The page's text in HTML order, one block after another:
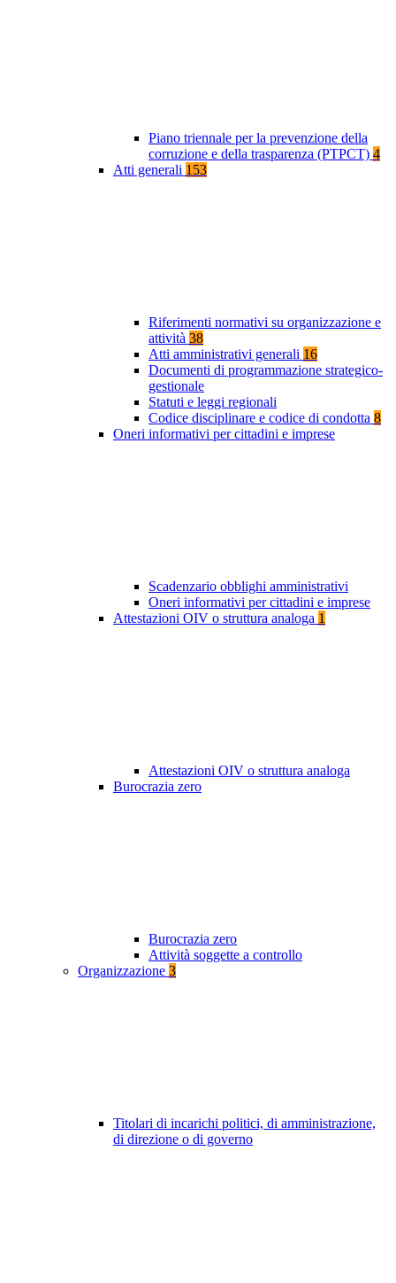
Piano triennale per la prevenzione della
corruzione e della trasparenza (PTPCT) 4
Atti generali 153
Riferimenti normativi su organizzazione e
attività 38
Atti amministrativi generali 16
Documenti di programmazione strategico-
gestionale
Statuti e leggi regionali
Codice disciplinare e codice di condotta 8
Oneri informativi per cittadini e imprese
Scadenzario obblighi amministrativi
Oneri informativi per cittadini e imprese
Attestazioni OIV o struttura analoga 1
Attestazioni OIV o struttura analoga
Burocrazia zero
Burocrazia zero
Attività soggette a controllo
Organizzazione 3
Titolari di incarichi politici, di amministrazione,
di direzione o di governo